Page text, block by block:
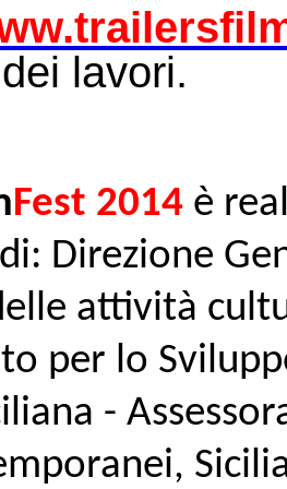
lavori.
Fest 2014 è
di: Direzione
attività
per lo
-